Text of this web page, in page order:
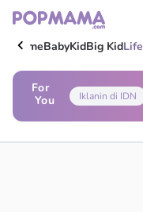
HomeBabyKidBig KidLife
For
You
Iklanin di IDN